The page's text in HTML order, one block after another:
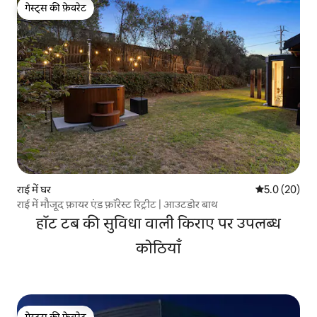
गेस्ट्स की फ़ेवरेट
गेस्ट्स की फ़ेवरेट
राई में घर औसत रेटिंग 5
5.0 (20)
राई में मौजूद फ़ायर एंड फ़ॉरेस्ट रिट्रीट | आउटडोर बाथ
हॉट टब की सुविधा वाली किराए पर उपलब्ध
कोठियाँ